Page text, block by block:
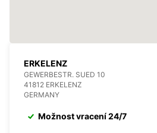
ERKELENZ
GEWERBESTR. SUED 10
41812 ERKELENZ
GERMANY
Možnost vracení 24/7